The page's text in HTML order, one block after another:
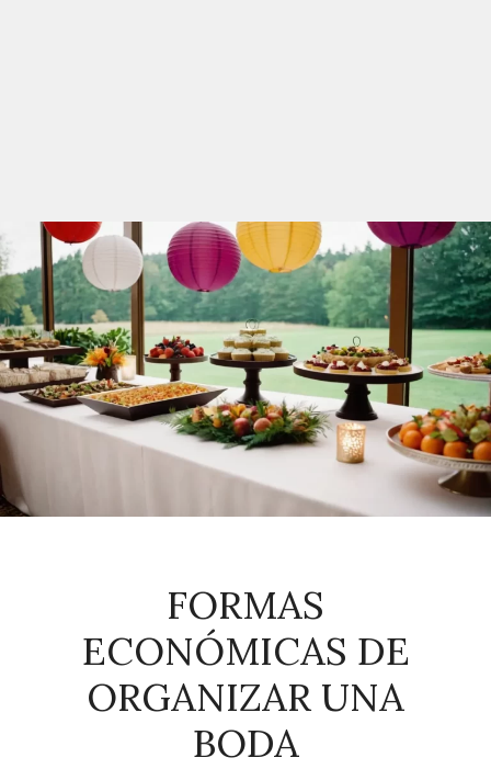
FORMAS
ECONÓMICAS DE
ORGANIZAR UNA
BODA